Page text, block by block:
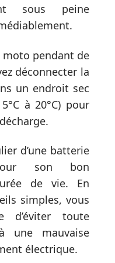
sous peine
moto pendant de
déconnecter la
un endroit sec
à 20°C) pour
d’une batterie
son bon
de vie. En
simples, vous
d’éviter toute
une mauvaise
électrique.